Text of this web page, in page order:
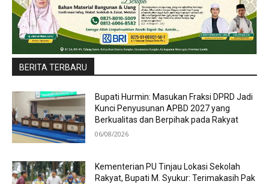
BERITA TERBARU
Bupati Hurmin: Masukan Fraksi DPRD Jadi
Kunci Penyusunan APBD 2027 yang
Berkualitas dan Berpihak pada Rakyat
06/08/2026
Kementerian PU Tinjau Lokasi Sekolah
Rakyat, Bupati M. Syukur: Terimakasih Pak